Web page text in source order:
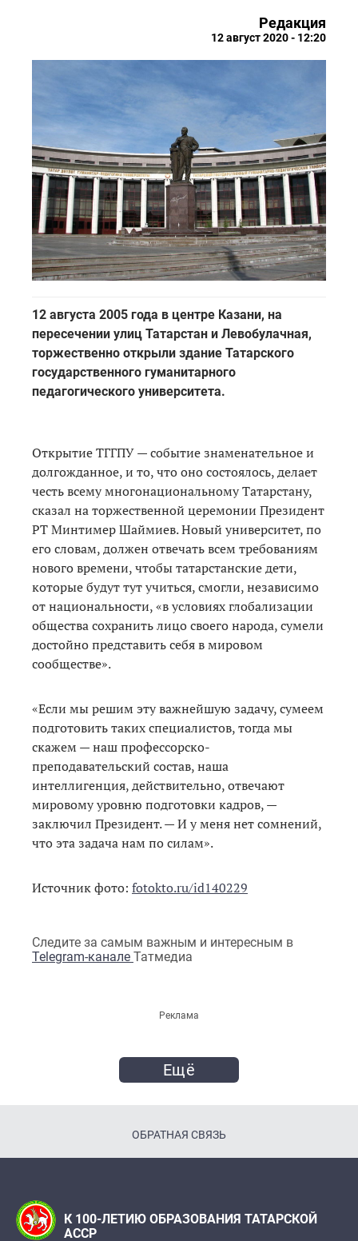
Редакция
12 август 2020 - 12:20
12 августа 2005 года в центре Казани, на
пересечении улиц Татарстан и Левобулачная,
торжественно открыли здание Татарского
государственного гуманитарного
педагогического университета.
Открытие ТГГПУ — событие знаменательное и
долгожданное, и то, что оно состоялось, делает
честь всему многонациональному Татарстану,
сказал на торжественной церемонии Президент
РТ Минтимер Шаймиев. Новый университет, по
его словам, должен отвечать всем требованиям
нового времени, чтобы татарстанские дети,
которые будут тут учиться, смогли, независимо
от национальности, «в условиях глобализации
общества сохранить лицо своего народа, сумели
достойно представить себя в мировом
сообществе».
«Если мы решим эту важнейшую задачу, сумеем
подготовить таких специалистов, тогда мы
скажем — наш профессорско-
преподавательский состав, наша
интеллигенция, действительно, отвечают
мировому уровню подготовки кадров, —
заключил Президент. — И у меня нет сомнений,
что эта задача нам по силам».
Источник фото: fotokto.ru/id140229
Следите за самым важным и интересным в
Telegram-канале Татмедиа
Реклама
Ещё
ОБРАТНАЯ СВЯЗЬ
К 100-ЛЕТИЮ ОБРАЗОВАНИЯ ТАТАРСКОЙ
АССР